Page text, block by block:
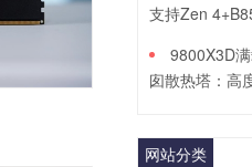
支持Zen
9800X3D
囱散热塔：高
网站分类